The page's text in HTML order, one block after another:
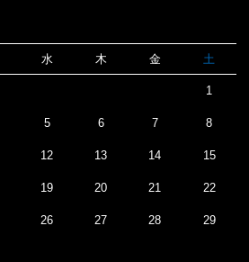
水 木 金 土
1
5 6 7 8
12 13 14 15
19 20 21 22
26 27 28 29